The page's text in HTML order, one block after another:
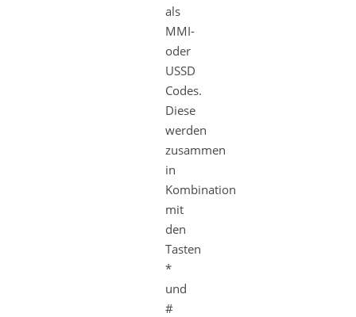
als
MMI-
oder
USSD
Codes.
Diese
werden
zusammen
in
Kombination
mit
den
Tasten
*
und
#